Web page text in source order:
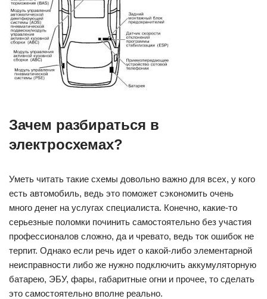
Зачем разбираться в
электросхемах?
Уметь читать такие схемы довольно важно для всех, у кого
есть автомобиль, ведь это поможет сэкономить очень
много денег на услугах специалиста. Конечно, какие-то
серьезные поломки починить самостоятельно без участия
профессионалов сложно, да и чревато, ведь ток ошибок не
терпит. Однако если речь идет о какой-либо элементарной
неисправности либо же нужно подключить аккумуляторную
батарею, ЭБУ, фары, габаритные огни и прочее, то сделать
это самостоятельно вполне реально.